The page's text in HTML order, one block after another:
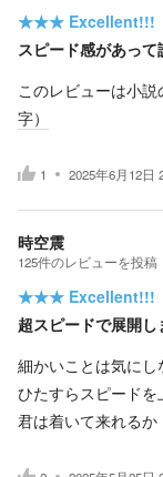
★★★ Excellent!!!
スピード感があって
このレビューは小説
字）
1 2025年6月12日
時空震
125件のレビューを投稿
★★★ Excellent!!!
超スピードで展開し
細かいことは気にし
ひたすらスピードを
君は着いて来れるか